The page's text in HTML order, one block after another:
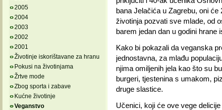
2005
2004
2003
2002
2001
Životinje iskorištavane za hranu
Pokusi na životinjama
Žrtve mode
Zbog sporta i zabave
Kućne životinje
Veganstvo
bana Jelačića u Zagrebu, oni će
životinja pozvati sve mlade, od
barem jedan dan u godini hrane
Kako bi pokazali da veganska
jednostavna, za mlađu
njima omiljenih jela kao što su
burgeri, tjestenina s umakom,
druge slastice.
Učenici, koji će ove vege